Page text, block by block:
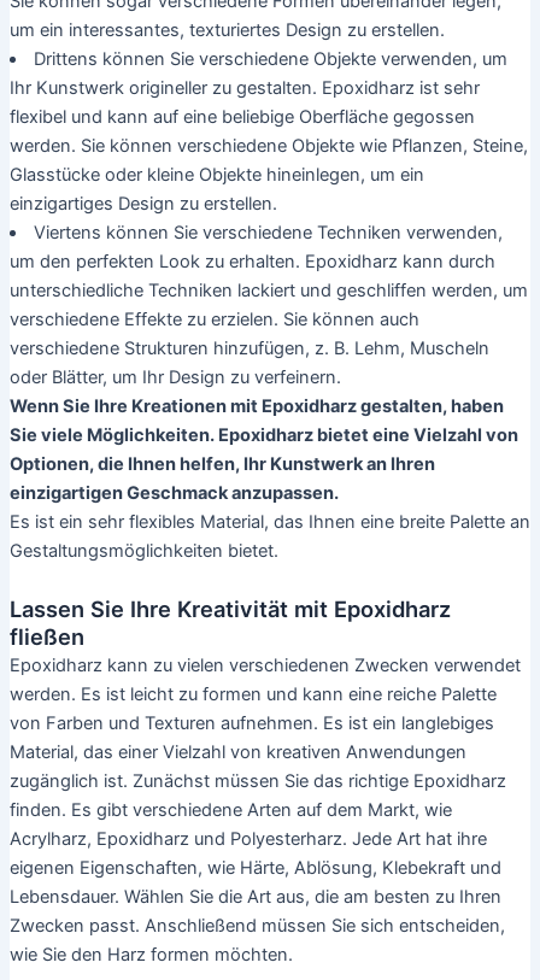
um ein interessantes, texturiertes Design zu erstellen.
Drittens können Sie verschiedene Objekte verwenden, um
Ihr Kunstwerk origineller zu gestalten. Epoxidharz ist sehr
flexibel und kann auf eine beliebige Oberfläche gegossen
werden. Sie können verschiedene Objekte wie Pflanzen, Steine,
Glasstücke oder kleine Objekte hineinlegen, um ein
einzigartiges Design zu erstellen.
Viertens können Sie verschiedene Techniken verwenden,
um den perfekten Look zu erhalten. Epoxidharz kann durch
unterschiedliche Techniken lackiert und geschliffen werden, um
verschiedene Effekte zu erzielen. Sie können auch
verschiedene Strukturen hinzufügen, z. B. Lehm, Muscheln
oder Blätter, um Ihr Design zu verfeinern.
Wenn Sie Ihre Kreationen mit Epoxidharz gestalten, haben
Sie viele Möglichkeiten. Epoxidharz bietet eine Vielzahl von
Optionen, die Ihnen helfen, Ihr Kunstwerk an Ihren
einzigartigen Geschmack anzupassen.
Es ist ein sehr flexibles Material, das Ihnen eine breite Palette an
Gestaltungsmöglichkeiten bietet.
Lassen Sie Ihre Kreativität mit Epoxidharz
fließen
Epoxidharz kann zu vielen verschiedenen Zwecken verwendet
werden. Es ist leicht zu formen und kann eine reiche Palette
von Farben und Texturen aufnehmen. Es ist ein langlebiges
Material, das einer Vielzahl von kreativen Anwendungen
zugänglich ist. Zunächst müssen Sie das richtige Epoxidharz
finden. Es gibt verschiedene Arten auf dem Markt, wie
Acrylharz, Epoxidharz und Polyesterharz. Jede Art hat ihre
eigenen Eigenschaften, wie Härte, Ablösung, Klebekraft und
Lebensdauer. Wählen Sie die Art aus, die am besten zu Ihren
Zwecken passt. Anschließend müssen Sie sich entscheiden,
wie Sie den Harz formen möchten.